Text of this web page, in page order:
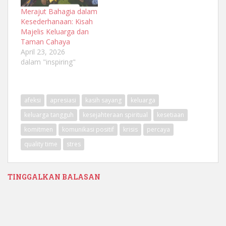
Merajut Bahagia dalam
Kesederhanaan: Kisah
Majelis Keluarga dan
Taman Cahaya
April 23, 2026
dalam "inspiring"
afeksi apresiasi kasih sayang
keluarga
keluarga tangguh
kesejahteraan spiritual
kesetiaan
komitmen
komunikasi positif krisis
percaya
quality time
stres
TINGGALKAN BALASAN